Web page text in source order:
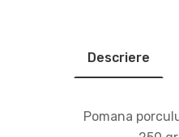
Descriere
Pomana